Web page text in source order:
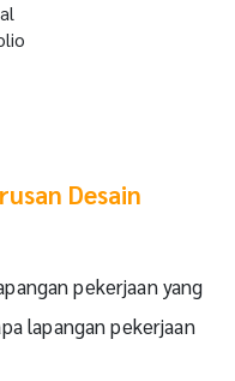
Desain
pekerjaan yang
lapangan pekerjaan